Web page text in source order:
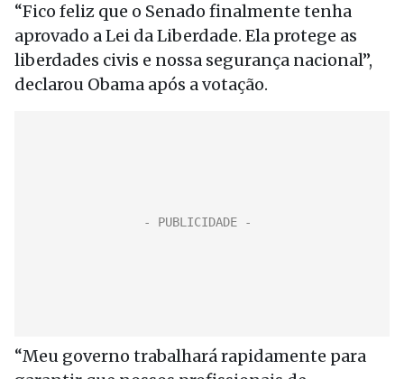
“Fico feliz que o Senado finalmente tenha
aprovado a Lei da Liberdade. Ela protege as
liberdades civis e nossa segurança nacional”,
declarou Obama após a votação.
“Meu governo trabalhará rapidamente para